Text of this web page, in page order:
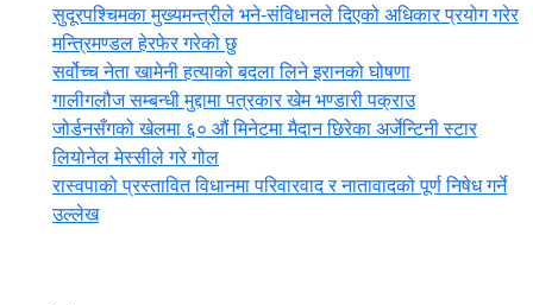
सुदूरपश्चिमका मुख्यमन्त्रीले भने-संविधानले दिएको अधिकार प्रयोग गरेर
मन्त्रिमण्डल हेरफेर गरेको छु
सर्वोच्च नेता खामेनी हत्याको बदला लिने इरानको घोषणा
गालीगलौज सम्बन्धी मुद्दामा पत्रकार खेम भण्डारी पक्राउ
जोर्डनसँगको खेलमा ६० औं मिनेटमा मैदान छिरेका अर्जेन्टिनी स्टार
लियोनेल मेस्सीले गरे गोल
रास्वपाको प्रस्तावित विधानमा परिवारवाद र नातावादको पूर्ण निषेध गर्ने
उल्लेख